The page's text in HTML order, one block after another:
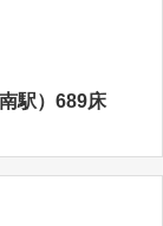
駅）689床